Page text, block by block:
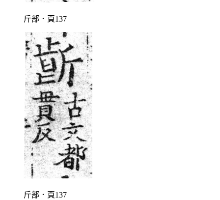
斤部．頁137
斤部．頁137